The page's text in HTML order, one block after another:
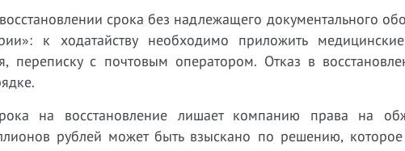
срока без надлежащего документального
к ходатайству необходимо приложить
переписку с почтовым оператором. Отказ в
на восстановление лишает компанию права на
рублей может быть взыскано по решению,